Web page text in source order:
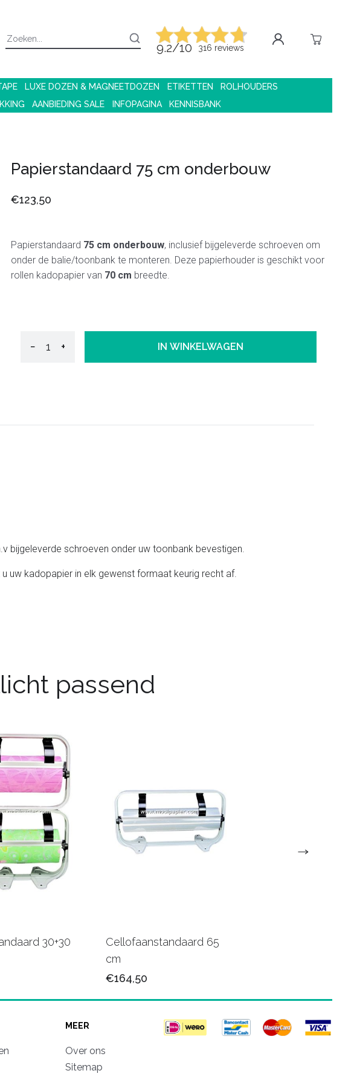
9.2/10 316 reviews
LUXE DOZEN & MAGNEETDOZEN ETIKETTEN
ROLHOUDERS
AANBIEDING SALE INFOPAGINA KENNISBANK
Papierstandaard 75 cm onderbouw
€123,50
Papierstandaard 75 cm onderbouw, inclusief bijgeleverde schroeven om
onder de balie/toonbank te monteren. Deze papierhouder is geschikt voor
rollen kadopapier van 70 cm breedte.
− + IN WINKELWAGEN
bijgeleverde schroeven onder uw toonbank bevestigen.
uw kadopapier in elk gewenst formaat keurig recht af.
passend
30+30
Cellofaanstandaard 65
cm
€164,50
MEER
Over ons
Sitemap